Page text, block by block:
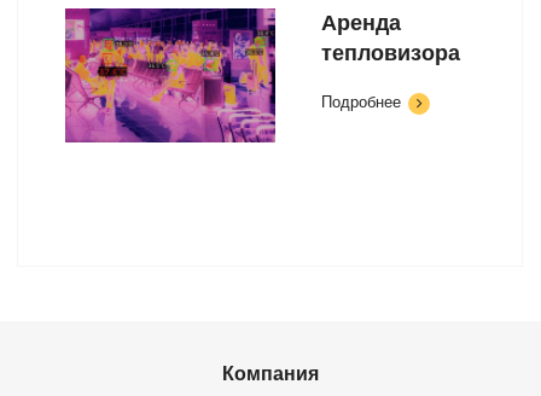
Аренда
тепловизора
Подробнее
Компания